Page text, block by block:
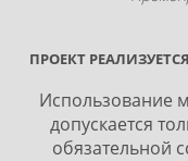
ПРОЕКТ
Использование
допускается
обязательной